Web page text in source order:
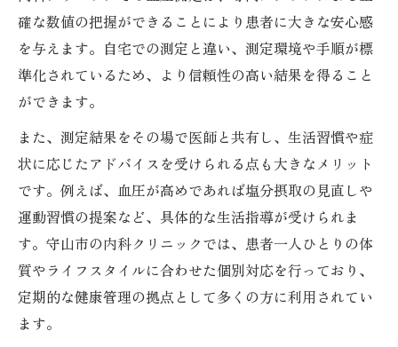
確な数値の把握ができることにより患者に大きな安心感
を与えます。自宅での測定と違い、測定環境や手順が標
準化されているため、より信頼性の高い結果を得ること
ができます。
また、測定結果をその場で医師と共有し、生活習慣や症
状に応じたアドバイスを受けられる点も大きなメリット
です。例えば、血圧が高めであれば塩分摂取の見直しや
運動習慣の提案など、具体的な生活指導が受けられま
す。守山市の内科クリニックでは、患者一人ひとりの体
質やライフスタイルに合わせた個別対応を行っており、
定期的な健康管理の拠点として多くの方に利用されてい
ます。